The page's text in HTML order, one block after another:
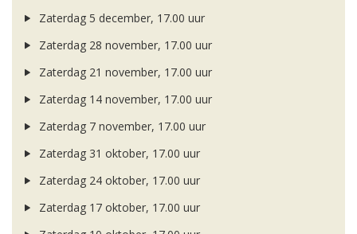
Zaterdag 5 december, 17.00 uur
Zaterdag 28 november, 17.00 uur
Zaterdag 21 november, 17.00 uur
Zaterdag 14 november, 17.00 uur
Zaterdag 7 november, 17.00 uur
Zaterdag 31 oktober, 17.00 uur
Zaterdag 24 oktober, 17.00 uur
Zaterdag 17 oktober, 17.00 uur